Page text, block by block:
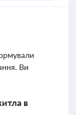
Ви
в